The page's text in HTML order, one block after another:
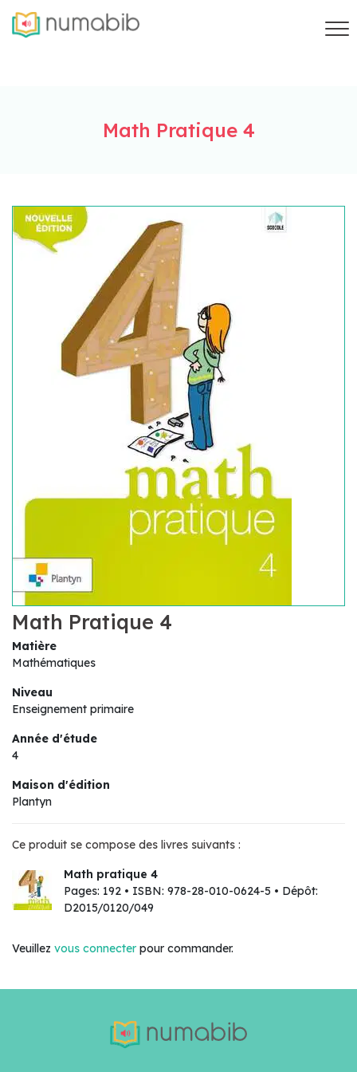
Math Pratique 4
Math Pratique 4
Matière
Mathématiques
Niveau
Enseignement primaire
Année d'étude
4
Maison d'édition
Plantyn
Ce produit se compose des livres suivants :
Math pratique 4
Pages: 192 • ISBN: 978-28-010-0624-5 • Dépôt:
D2015/0120/049
Veuillez vous connecter pour commander.